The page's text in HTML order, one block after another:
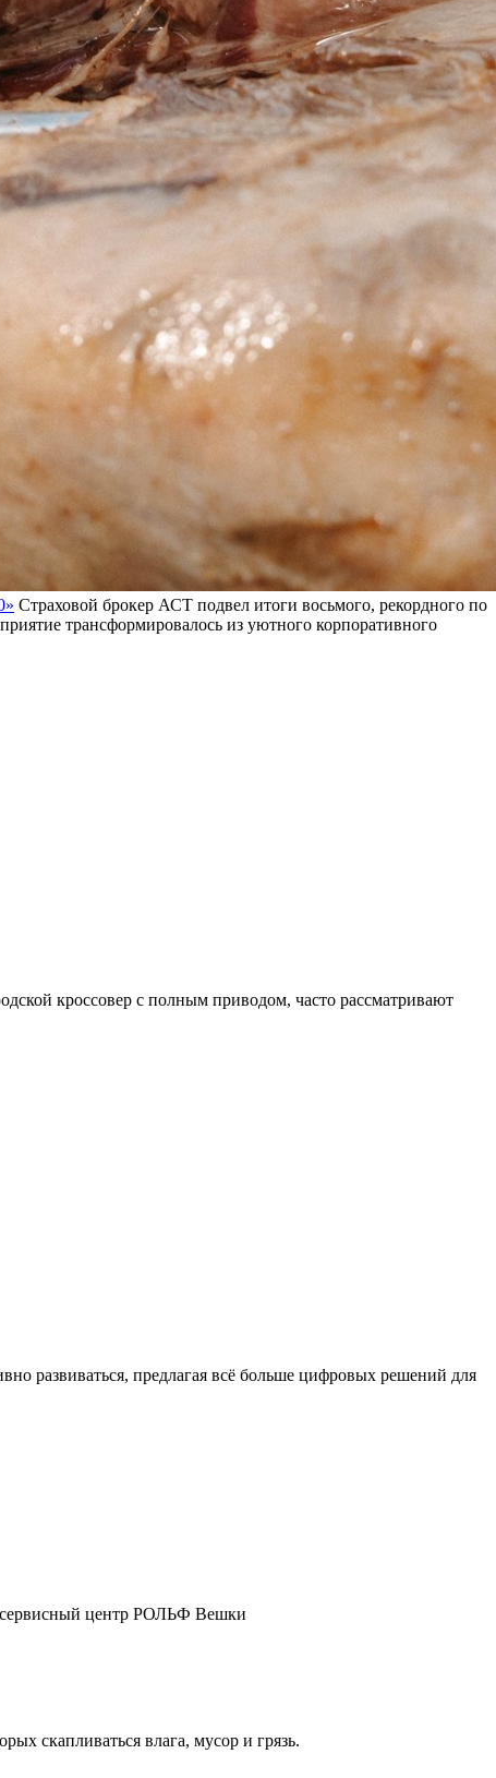
Страховой брокер АСТ подвел итоги восьмого, рекордного по
трансформировалось из уютного корпоративного
кроссовер с полным приводом, часто рассматривают
развиваться, предлагая всё больше цифровых решений для
центр РОЛЬФ Вешки
скапливаться влага, мусор и грязь.